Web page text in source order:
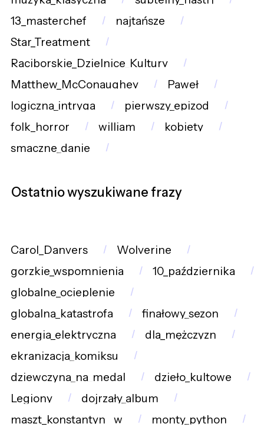
13_masterchef
najtańsze
Star_Treatment
Raciborskie_Dzielnice_Kultury
Matthew_McConaughey
Paweł
logiczna_intryga
pierwszy_epizod
folk_horror
william
kobiety
smaczne_danie
Ostatnio wyszukiwane frazy
Carol_Danvers
Wolverine
gorzkie_wspomnienia
10_października
globalne_ocieplenie
globalna_katastrofa
finałowy_sezon
energia_elektryczna
dla_mężczyzn
ekranizacja_komiksu
dziewczyna_na_medal
dzieło_kultowe
Legiony
dojrzały_album
maszt_konstantyn__w
monty_python